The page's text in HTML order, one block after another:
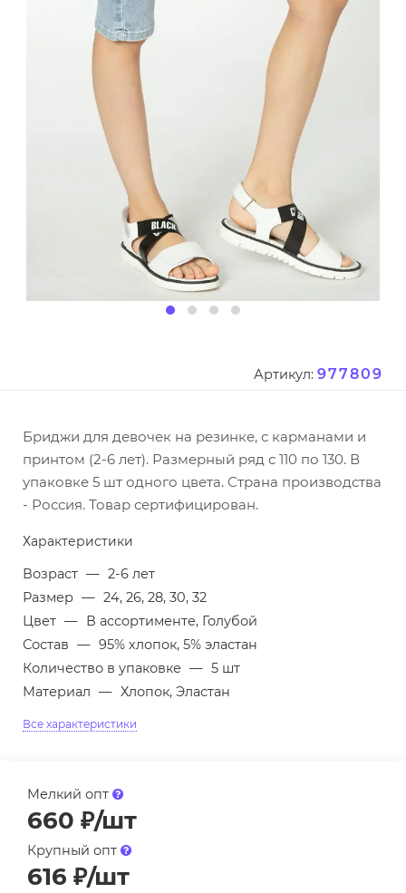
Артикул: 977809
Бриджи для девочек на резинке, с карманами и
принтом (2-6 лет). Размерный ряд с 110 по 130. В
упаковке 5 шт одного цвета. Страна производства
- Россия. Товар сертифицирован.
Характеристики
Возраст — 2-6 лет
Размер — 24, 26, 28, 30, 32
Цвет — В ассортименте, Голубой
Состав — 95% хлопок, 5% эластан
Количество в упаковке — 5 шт
Материал — Хлопок, Эластан
Все характеристики
Мелкий опт
660 ₽/шт
Крупный опт
616 ₽/шт